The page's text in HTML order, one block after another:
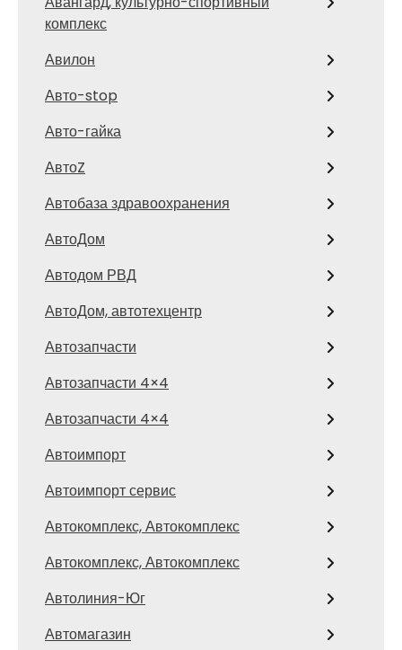
комплекс
Авилон
Авто-stop
Авто-гайка
АвтоZ
Автобаза здравоохранения
АвтоДом
Автодом РВД
АвтоДом, автотехцентр
Автозапчасти
Автозапчасти 4×4
Автозапчасти 4×4
Автоимпорт
Автоимпорт сервис
Автокомплекс, Автокомплекс
Автокомплекс, Автокомплекс
Автолиния-Юг
Автомагазин